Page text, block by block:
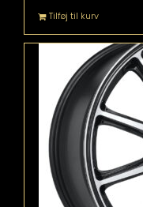
Tilføj til kurv